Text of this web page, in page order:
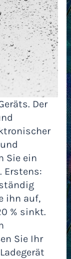
Der
Sie ein
Erstens:
ihn auf,
% sinkt.
Sie Ihr